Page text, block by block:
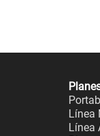
Línea
Línea